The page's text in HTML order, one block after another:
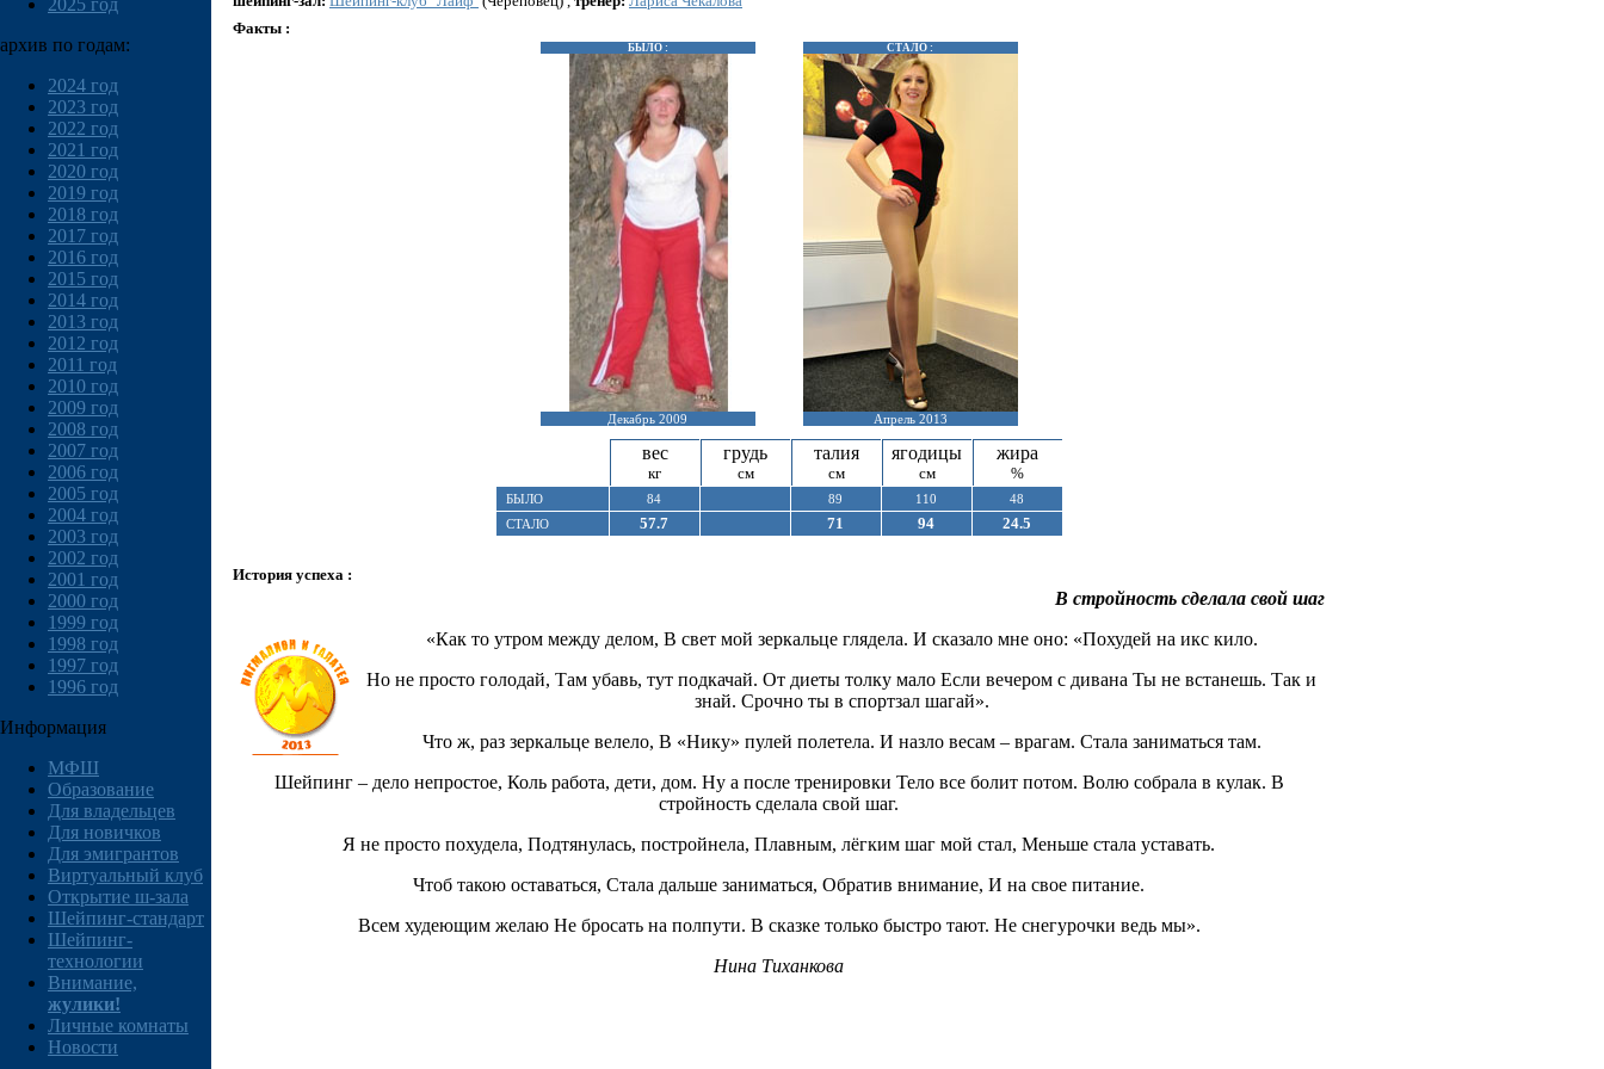
2025 год
архив по годам:
2024 год
2023 год
2022 год
2021 год
2020 год
2019 год
2018 год
2017 год
2016 год
2015 год
2014 год
2013 год
2012 год
2011 год
2010 год
2009 год
2008 год
2007 год
2006 год
2005 год
2004 год
2003 год
2002 год
2001 год
2000 год
1999 год
1998 год
1997 год
1996 год
Информация
МФШ
Образование
Для владельцев
Для новичков
Для эмигрантов
Виртуальный клуб
Открытие ш-зала
Шейпинг-стандарт
Шейпинг-
технологии
Внимание,
жулики!
Личные комнаты
Новости
Факты :
БЫЛО :
Декабрь 2009
СТАЛО :
Апрель 2013
вес
кг
грудь
см
талия
см
ягодицы
см
жира
%
БЫЛО 84 89 110
48
СТАЛО
57.7 71 94 24.5
История успеха :
В стройность сделала свой шаг
«Как то утром между делом, В свет мой зеркальце глядела. И сказало мне оно: «Похудей на икс кило.
Но не просто голодай, Там убавь, тут подкачай. От диеты толку мало Если вечером с дивана Ты не встанешь. Так и
знай. Срочно ты в спортзал шагай».
Что ж, раз зеркальце велело, В «Нику» пулей полетела. И назло весам – врагам. Стала заниматься там.
Шейпинг – дело непростое, Коль работа, дети, дом. Ну а после тренировки Тело все болит потом. Волю собрала в кулак. В
стройность сделала свой шаг.
Я не просто похудела, Подтянулась, постройнела, Плавным, лёгким шаг мой стал, Меньше стала уставать.
Чтоб такою оставаться, Стала дальше заниматься, Обратив внимание, И на свое питание.
Всем худеющим желаю Не бросать на полпути. В сказке только быстро тают. Не снегурочки ведь мы».
Нина Тиханкова